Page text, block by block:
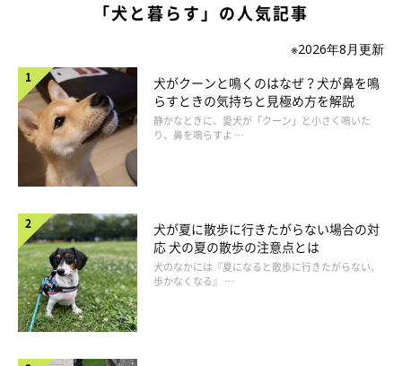
いぬのきもち投稿写真ギャラリー
レプトスピラは菌であるため、犬のレプトスピラ症に対しては抗
「犬と暮らす」の人気記事
※2026年8月更新
犬がクーンと鳴くのはなぜ？犬が鼻を鳴
らすときの気持ちと見極め方を解説
静かなときに、愛犬が「クーン」と小さく鳴いた
り、鼻を鳴らすよ …
犬が夏に散歩に行きたがらない場合の対
応 犬の夏の散歩の注意点とは
犬のなかには『夏になると散歩に行きたがらない、
歩かなくなる』 …